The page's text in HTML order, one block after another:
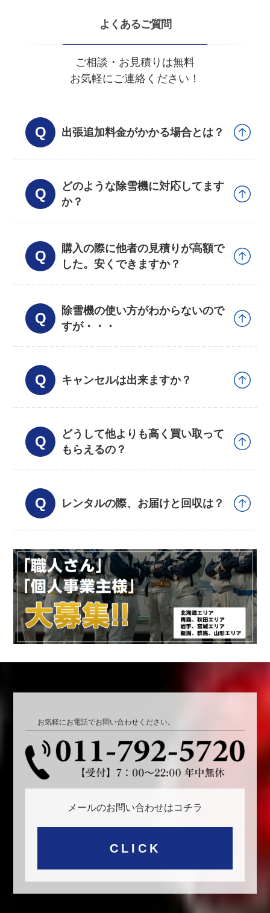
よくあるご質問
ご相談・お見積りは無料
お気軽にご連絡ください！
出張追加料金がかかる場合とは？
どのような除雪機に対応してます
か？
購入の際に他者の見積りが高額で
した。安くできますか？
除雪機の使い方がわからないので
すが・・・
キャンセルは出来ますか？
どうして他よりも高く買い取って
もらえるの？
レンタルの際、お届けと回収は？
お気軽にお電話でお問い合わせください。
メールのお問い合わせはコチラ
CLICK